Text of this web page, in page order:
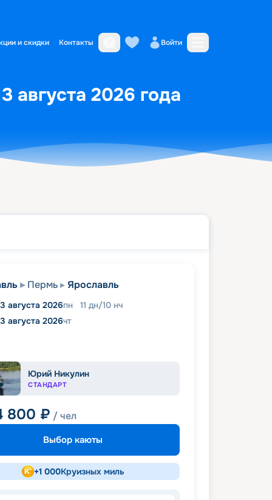
и скидки Контакты Войти
августа 2026 года
Пермь Ярославль
августа 2026пн 11 дн/10 нч
августа 2026чт
Юрий Никулин
СТАНДАРТ
800 ₽ / чел
Выбор каюты
+1 000Круизных миль